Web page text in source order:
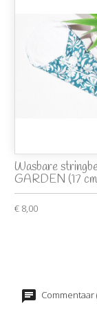
Wasbare
GARDEN (17
€ 8,00
Commentaar